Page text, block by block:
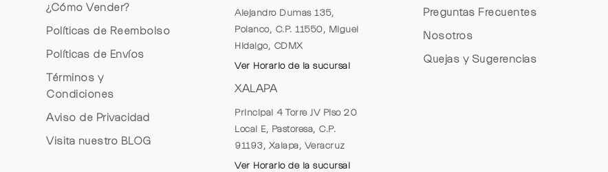
¿Cómo Vender?
Políticas de Reembolso
Políticas de Envíos
Términos y
Condiciones
Aviso de Privacidad
Visita nuestro BLOG
Alejandro Dumas 135,
Polanco, C.P. 11550, Miguel
Hidalgo, CDMX
Ver Horario de la sucursal
XALAPA
Principal 4 Torre JV Piso 20
Local E, Pastoresa, C.P.
91193, Xalapa, Veracruz
Ver Horario de la sucursal
Preguntas Frecuentes
Nosotros
Quejas y Sugerencias